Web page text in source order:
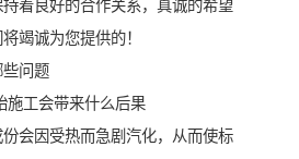
着良好的合作关系，真诚的希望
竭诚为您提供的！
问题
施工会带来什么后果
会因受热而急剧汽化，从而使标